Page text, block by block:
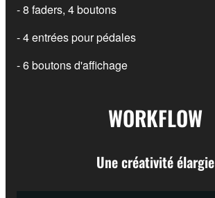
- 8 faders, 4 boutons
- 4 entrées pour pédales
- 6 boutons d'affichage
WORKFLOW
Une créativité élargie